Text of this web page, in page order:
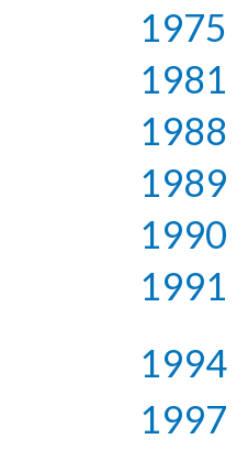
1975
1981
1988
1989
1990
1991
1994
1997